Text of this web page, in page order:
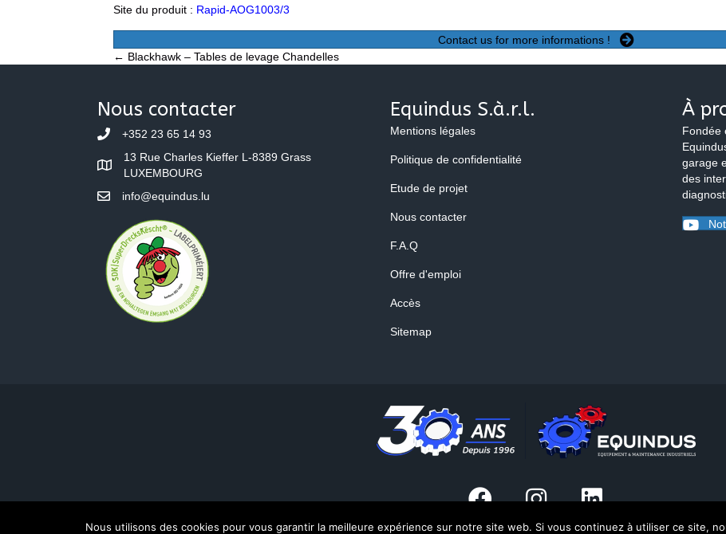
Site du produit : Rapid-AOG1003/3
Contact us for more informations !
Posts
navigation
← Blackhawk – Tables de levage Chandelles
Nous contacter
+352 23 65 14 93
13 Rue Charles Kieffer L-8389 Grass
LUXEMBOURG
info@equindus.lu
Equindus S.à.r.l.
Mentions légales
Politique de confidentialité
Etude de projet
Nous contacter
F.A.Q
Offre d'emploi
Accès
Sitemap
À
Fondée
garage
des
© 2026 Equindus
Nous utilisons des cookies pour vous garantir la meilleure expérience sur notre site web. Si vous continuez à utiliser ce site,